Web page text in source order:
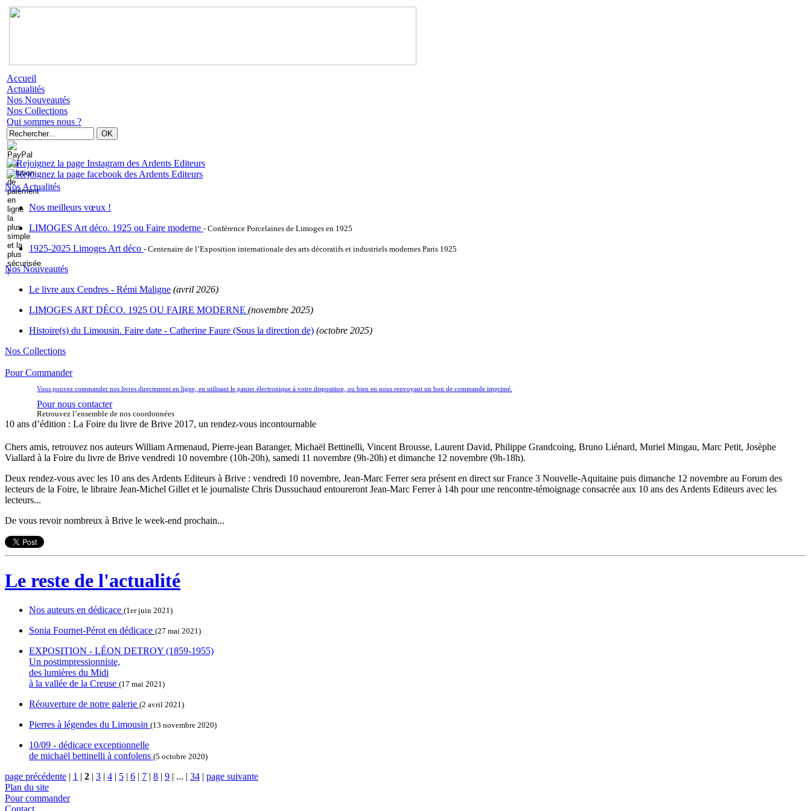
Accueil
Actualités
Nos Nouveautés
Nos Collections
Qui sommes nous ?
Nos Actualités
Nos meilleurs vœux !
LIMOGES Art déco. 1925 ou Faire moderne - Conférence Porcelaines de Limoges en 1925
1925-2025 Limoges Art déco - Centenaire de l’Exposition internationale des arts décoratifs et industriels modernes Paris 1925
Nos Nouveautés
Le livre aux Cendres - Rémi Maligne (avril 2026)
LIMOGES ART DÉCO. 1925 OU FAIRE MODERNE (novembre 2025)
Histoire(s) du Limousin. Faire date - Catherine Faure (Sous la direction de) (octobre 2025)
Nos Collections
Pour Commander
Vous pouvez commander nos livres directement en ligne, en utilisant le panier électronique à votre disposition, ou bien en nous renvoyant un bon de commande imprimé.
Pour nous contacter
Retrouvez l’ensemble de nos coordonnées
10 ans d’édition : La Foire du livre de Brive 2017, un rendez-vous incontournable
Chers amis, retrouvez nos auteurs William Armenaud, Pierre-jean Baranger, Michaël Bettinelli, Vincent Brousse, Laurent David, Philippe Grandcoing, Bruno Liénard, Muriel Mingau, Marc Petit, Josèphe
Viallard à la Foire du livre de Brive vendredi 10 novembre (10h-20h), samedi 11 novembre (9h-20h) et dimanche 12 novembre (9h-18h).
Deux rendez-vous avec les 10 ans des Ardents Editeurs à Brive : vendredi 10 novembre, Jean-Marc Ferrer sera présent en direct sur France 3 Nouvelle-Aquitaine puis dimanche 12 novembre au Forum des
lecteurs de la Foire, le libraire Jean-Michel Gillet et le journaliste Chris Dussuchaud entoureront Jean-Marc Ferrer à 14h pour une rencontre-témoignage consacrée aux 10 ans des Ardents Editeurs avec les
lecteurs...
De vous revoir nombreux à Brive le week-end prochain...
Le reste de l'actualité
Nos auteurs en dédicace (1er juin 2021)
Sonia Fournet-Pérot en dédicace (27 mai 2021)
EXPOSITION - LÉON DETROY (1859-1955)
Un postimpressionniste,
des lumières du Midi
à la vallée de la Creuse (17 mai 2021)
Réouverture de notre galerie (2 avril 2021)
Pierres à légendes du Limousin (13 novembre 2020)
10/09 - dédicace exceptionnelle
de michaël bettinelli à confolens (5 octobre 2020)
page précédente | 1 | 2 | 3 | 4 | 5 | 6 | 7 | 8 | 9 | ... | 34 | page suivante
Plan du site
Pour commander